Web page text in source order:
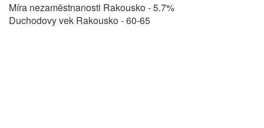
Míra nezaměstnanosti Rakousko - 5.7%
Duchodovy vek Rakousko - 60-65